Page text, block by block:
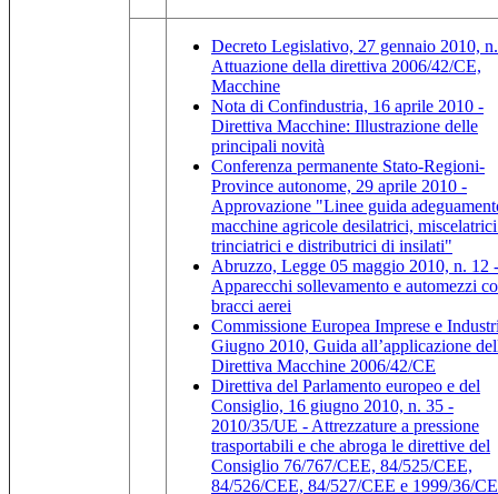
Decreto Legislativo, 27 gennaio 2010,
Attuazione della direttiva 2006/42/CE,
Macchine
Nota di Confindustria, 16 aprile 2010 -
Direttiva Macchine: Illustrazione delle
principali novità
Conferenza permanente Stato-Regioni-
Province autonome, 29 aprile 2010 -
Approvazione "Linee guida
macchine agricole desilatrici,
trinciatrici e distributrici di insilati"
Abruzzo, Legge 05 maggio 2010, n. 12 -
Apparecchi sollevamento e automezzi
bracci aerei
Commissione Europea Imprese e
Giugno 2010, Guida all’applicazione
Direttiva Macchine 2006/42/CE
Direttiva del Parlamento europeo e del
Consiglio, 16 giugno 2010, n. 35 -
2010/35/UE - Attrezzature a pressione
trasportabili e che abroga le direttive del
Consiglio 76/767/CEE, 84/525/CEE,
84/526/CEE, 84/527/CEE e 1999/36/CE